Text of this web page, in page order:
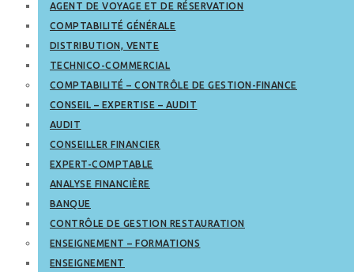
AGENT DE VOYAGE ET DE RÉSERVATION
COMPTABILITÉ GÉNÉRALE
DISTRIBUTION, VENTE
TECHNICO-COMMERCIAL
COMPTABILITÉ – CONTRÔLE DE GESTION-FINANCE
CONSEIL – EXPERTISE – AUDIT
AUDIT
CONSEILLER FINANCIER
EXPERT-COMPTABLE
ANALYSE FINANCIÈRE
BANQUE
CONTRÔLE DE GESTION RESTAURATION
ENSEIGNEMENT – FORMATIONS
ENSEIGNEMENT